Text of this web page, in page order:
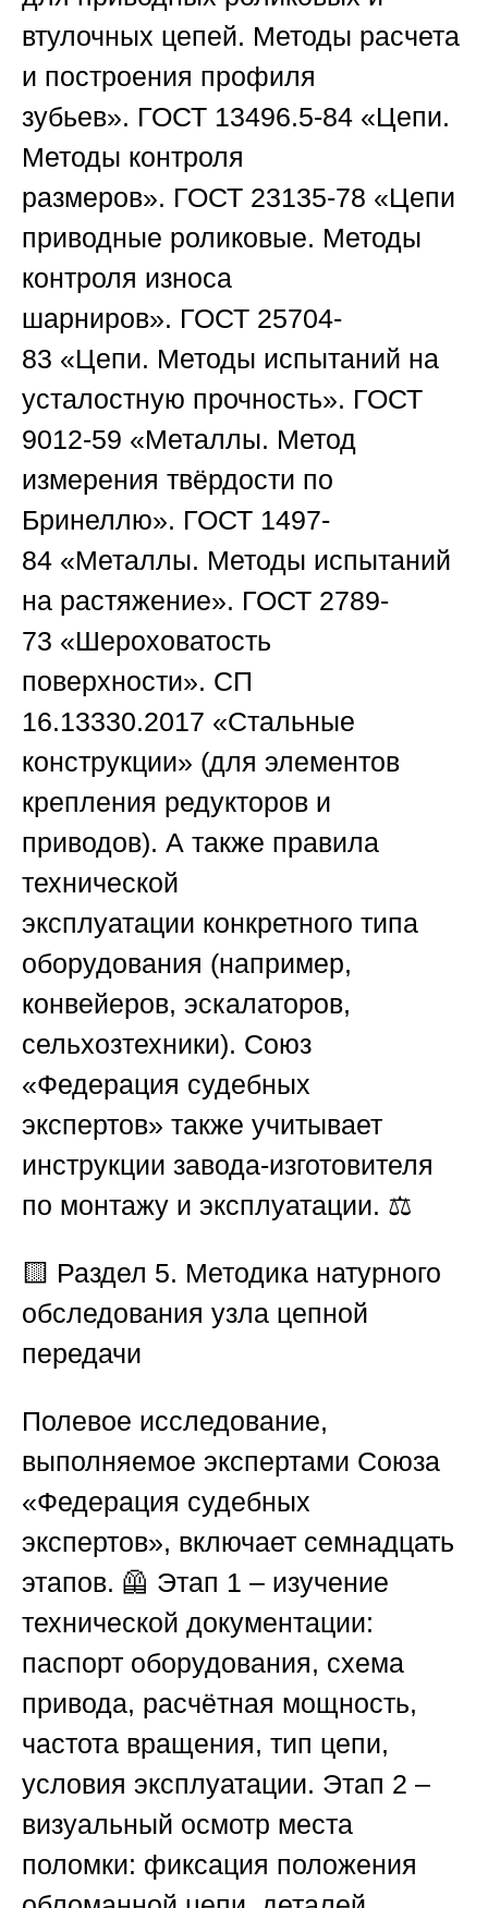
втулочных цепей. Методы расчета
и построения профиля
зубьев». ГОСТ 13496.5-84 «Цепи.
Методы контроля
размеров». ГОСТ 23135-78 «Цепи
приводные роликовые. Методы
контроля износа
шарниров». ГОСТ 25704-
83 «Цепи. Методы испытаний на
усталостную прочность». ГОСТ
9012-59 «Металлы. Метод
измерения твёрдости по
Бринеллю». ГОСТ 1497-
84 «Металлы. Методы испытаний
на растяжение». ГОСТ 2789-
73 «Шероховатость
поверхности». СП
16.13330.2017 «Стальные
конструкции» (для элементов
крепления редукторов и
приводов). А также правила
технической
эксплуатации конкретного типа
оборудования (например,
конвейеров, эскалаторов,
сельхозтехники). Союз
«Федерация судебных
экспертов» также учитывает
инструкции завода-изготовителя
по монтажу и эксплуатации. ⚖️
🟨 Раздел 5. Методика натурного
обследования узла цепной
передачи
Полевое исследование,
выполняемое экспертами Союза
«Федерация судебных
экспертов», включает семнадцать
этапов. 🦺 Этап 1 – изучение
технической документации:
паспорт оборудования, схема
привода, расчётная мощность,
частота вращения, тип цепи,
условия эксплуатации. Этап 2 –
визуальный осмотр места
поломки: фиксация положения